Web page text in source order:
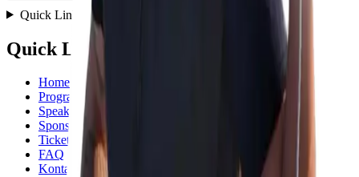
Quick Links
Quick Links
Home
Programm
Speaker
Sponsoren
Tickets
FAQ
Kontakt